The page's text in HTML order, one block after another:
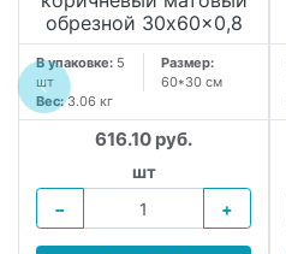
обрезной 30x60x0,8
В упаковке: 5
шт
Размер:
60*30 см
Вес:3.06 кг
616.10 руб.
шт
−
+